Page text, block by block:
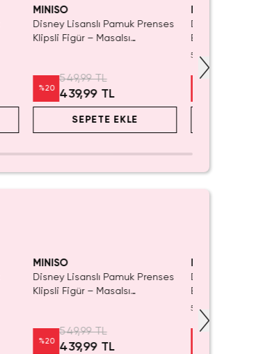
MINISO
Disney Lisanslı Pamuk Prenses
Klipsli Figür – Masalsı
%20
549,99 TL
439,99 TL
SEPETE EKLE
Disney Lisanslı
Blind Box –
Eğlenceli
5.0
MINISO
Disney Lisanslı Pamuk Prenses
Klipsli Figür – Masalsı
%20
549,99 TL
439,99 TL
Disney Lisanslı
Blind Box –
Eğlenceli
5.0